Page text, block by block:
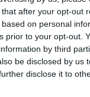
after your opt-out
on personal
prior to your opt-out.
by third
be disclosed by us
disclose it to
para a criação de
o seu
mercadorias.
Leixões e Viana
de 2023. O
aos fundos